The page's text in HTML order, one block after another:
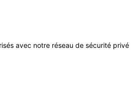
avec notre réseau de sécurité privé